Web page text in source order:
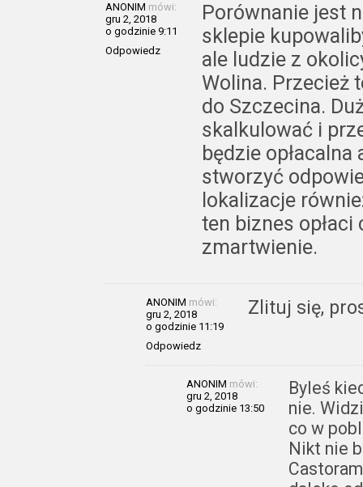
ANONIM mówi:
gru 2, 2018
o godzinie 9:11
Odpowiedz
Porównanie jest
sklepie
ale ludzie z
Wolina. Przecież
do Szczecina.
skalkulować i
będzie
stworzyć
lokalizacje
ten biznes
zmartwienie.
ANONIM mówi:
gru 2, 2018
o godzinie 11:19
Odpowiedz
Zlituj się,
ANONIM mówi:
gru 2, 2018
o godzinie 13:50
Byleś
nie.
co w
Nikt nie